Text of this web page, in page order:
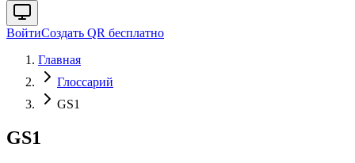
ВойтиСоздать QR бесплатно
Главная
Глоссарий
GS1
GS1